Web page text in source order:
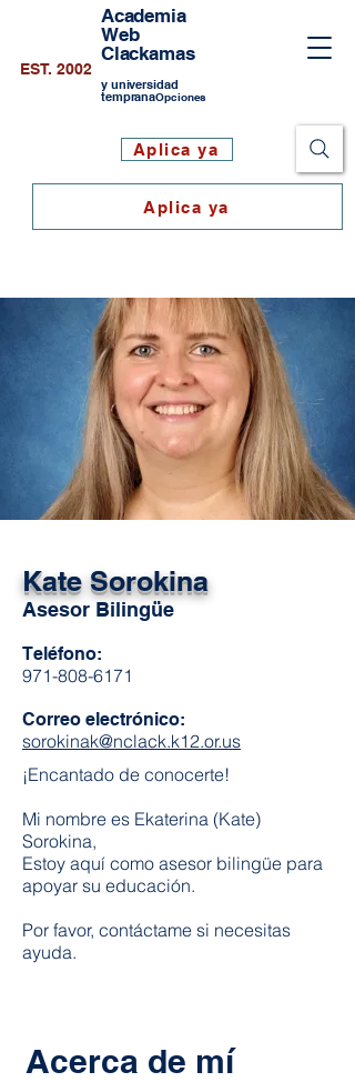
Academia
Web
Clackamas
y universidad
tempranaOpciones
EST. 2002
Aplica ya
Aplica ya
Kate Sorokina
Asesor Bilingüe
Teléfono:
971-808-6171
Correo electrónico:
sorokinak@nclack.k12.or.us
¡Encantado de conocerte!
Mi nombre es Ekaterina (Kate)
Sorokina,
Estoy aquí como asesor bilingüe para
apoyar su educación.
Por favor, contáctame si necesitas
ayuda.
Acerca de mí